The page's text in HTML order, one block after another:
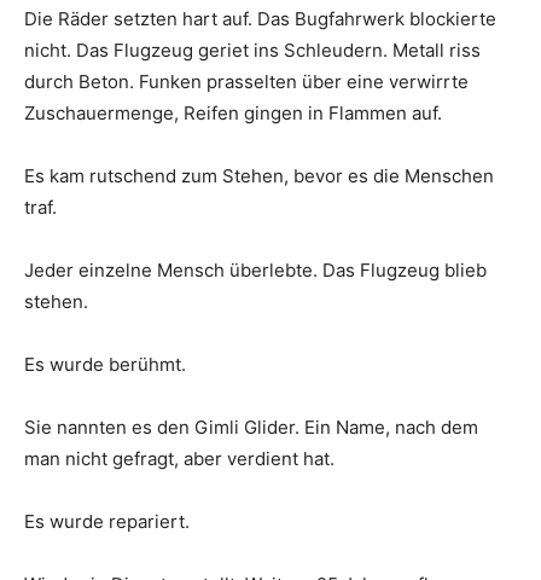
Die Räder setzten hart auf. Das Bugfahrwerk blockierte
nicht. Das Flugzeug geriet ins Schleudern. Metall riss
durch Beton. Funken prasselten über eine verwirrte
Zuschauermenge, Reifen gingen in Flammen auf.
Es kam rutschend zum Stehen, bevor es die Menschen
traf.
Jeder einzelne Mensch überlebte. Das Flugzeug blieb
stehen.
Es wurde berühmt.
Sie nannten es den Gimli Glider. Ein Name, nach dem
man nicht gefragt, aber verdient hat.
Es wurde repariert.